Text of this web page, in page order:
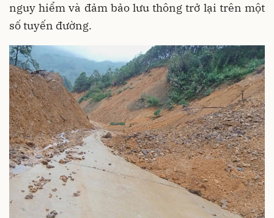
nguy hiểm và đảm bảo lưu thông trở lại trên một
số tuyến đường.